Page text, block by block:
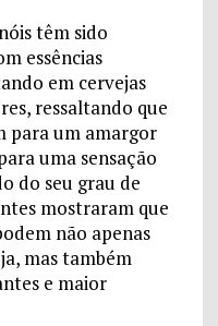
têm sido
essências
em cervejas
ressaltando que
para um amargor
uma sensação
do seu grau de
mostraram que
não apenas
mas também
e maior